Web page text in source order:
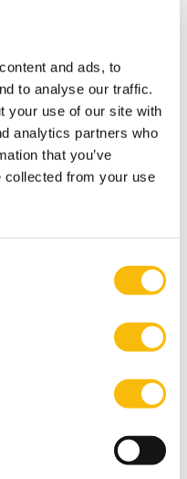
and ads, to
to analyse our traffic.
your use of our site with
analytics partners who
that you’ve
collected from your use
geschat op 13,2
kosten worden
die behoud
van
van de verhuur